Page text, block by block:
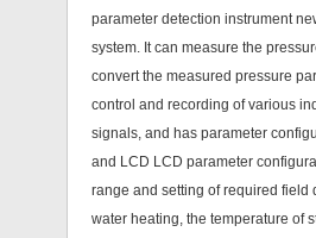
parameter detection instrument
system. It can measure the
convert the measured pressure
control and recording of various
signals, and has parameter
and LCD LCD parameter
range and setting of required field
water heating, the temperature of